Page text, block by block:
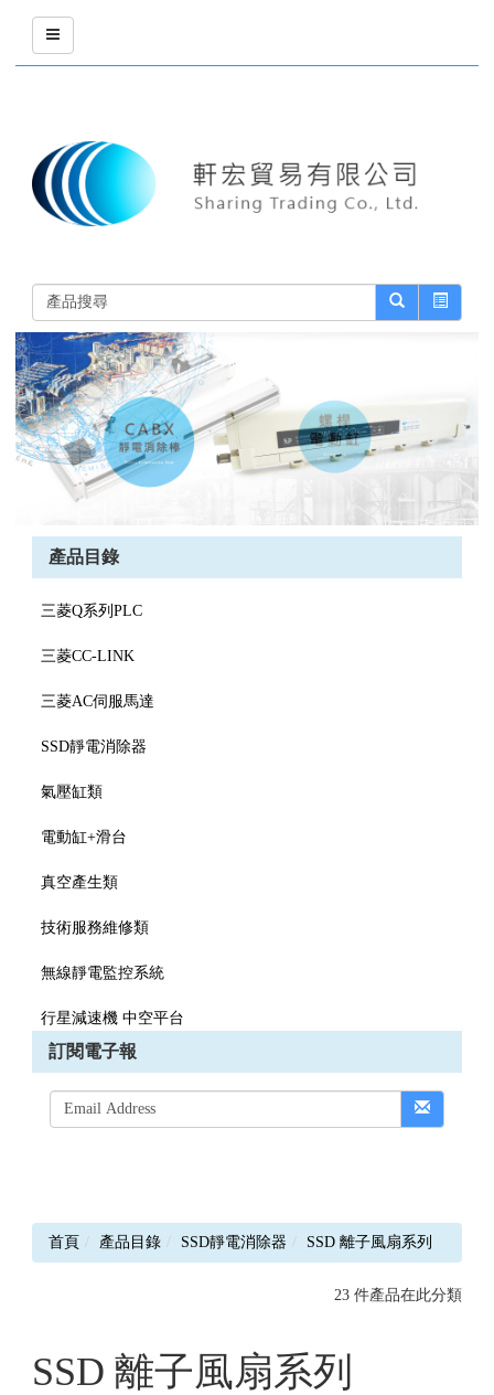
產品目錄
三菱Q系列PLC
三菱CC-LINK
三菱AC伺服馬達
SSD靜電消除器
氣壓缸類
電動缸+滑台
真空產生類
技術服務維修類
無線靜電監控系統
行星減速機 中空平台
訂閱電子報
首頁 產品目錄 SSD靜電消除器 SSD 離子風扇系列
23 件產品在此分類
SSD 離子風扇系列